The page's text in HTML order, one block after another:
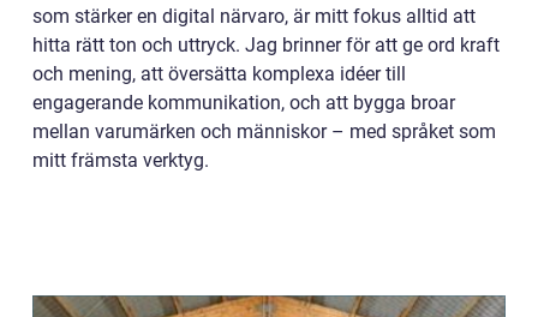
som stärker en digital närvaro, är mitt fokus alltid att
hitta rätt ton och uttryck. Jag brinner för att ge ord kraft
och mening, att översätta komplexa idéer till
engagerande kommunikation, och att bygga broar
mellan varumärken och människor – med språket som
mitt främsta verktyg.